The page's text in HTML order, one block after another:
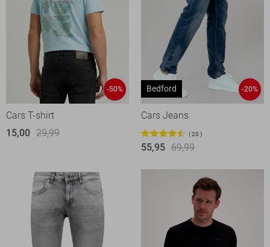
-50%
Cars T-shirt
15,00 29,99
Bedford -20%
Cars Jeans
20
55,95 69,99